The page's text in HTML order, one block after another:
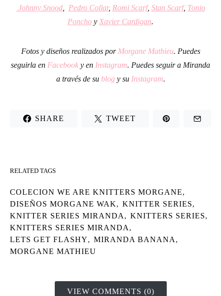
Johnny Snood, Pedro Collar, Romi Scarf, Stan Scarf, Tonio
Poncho y Xavier Cardigan.
Fotos y diseños realizados por Morgane Mathieu. Puedes
seguirla en Facebook y en Instagram. Puedes seguir a Miranda
a través de su blogy suInstagram.
SHARE TWEET
RELATED TAGS
COLECION WE ARE KNITTERS MORGANE,
DISEÑOS MORGANE WAK, KNITTER SERIES,
KNITTER SERIES MIRANDA , KNITTERS SERIES,
KNITTERS SERIES MIRANDA ,
LETS GET FLASHY, MIRANDA BANANA ,
MORGANE MATHIEU
VIEW COMMENTS (0)